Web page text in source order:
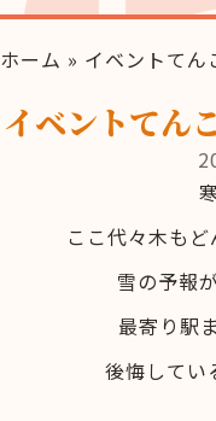
ホーム » イベントてん
イベントてん
ここ代々木も
雪の予報
最寄り駅
後悔してい